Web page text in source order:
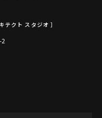
テクト スタジオ ］